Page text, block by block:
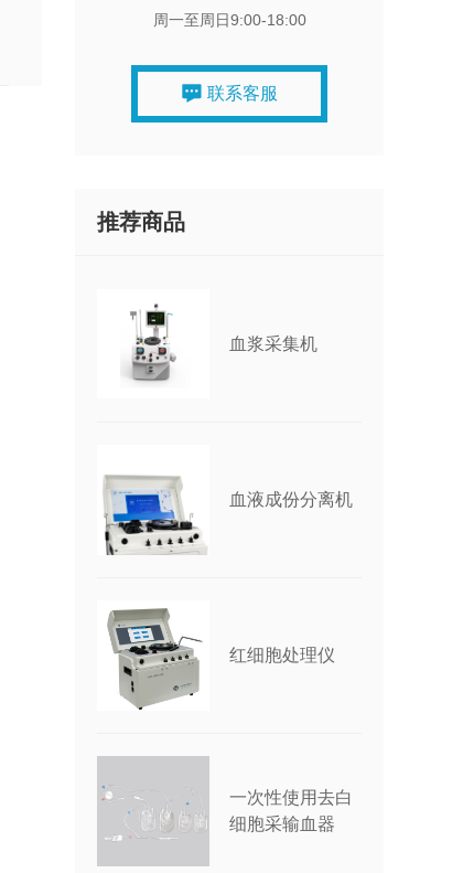
周一至周日9:00-18:00
联系客服
推荐商品
血浆采集机
血液成份分离机
红细胞处理仪
一次性使用去白
细胞采输血器